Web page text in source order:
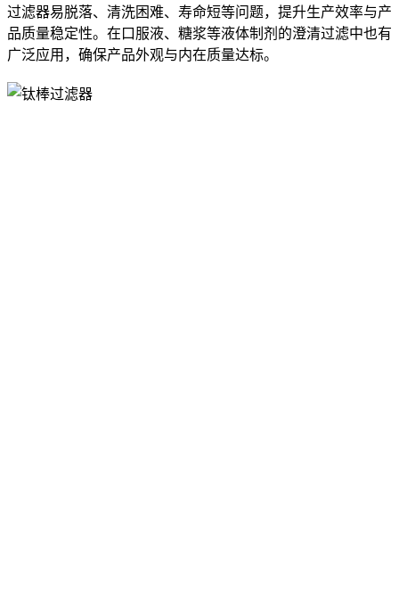
过滤器易脱落、清洗困难、寿命短等问题，提升生产效率与产
品质量稳定性。在口服液、糖浆等液体制剂的澄清过滤中也有
广泛应用，确保产品外观与内在质量达标。